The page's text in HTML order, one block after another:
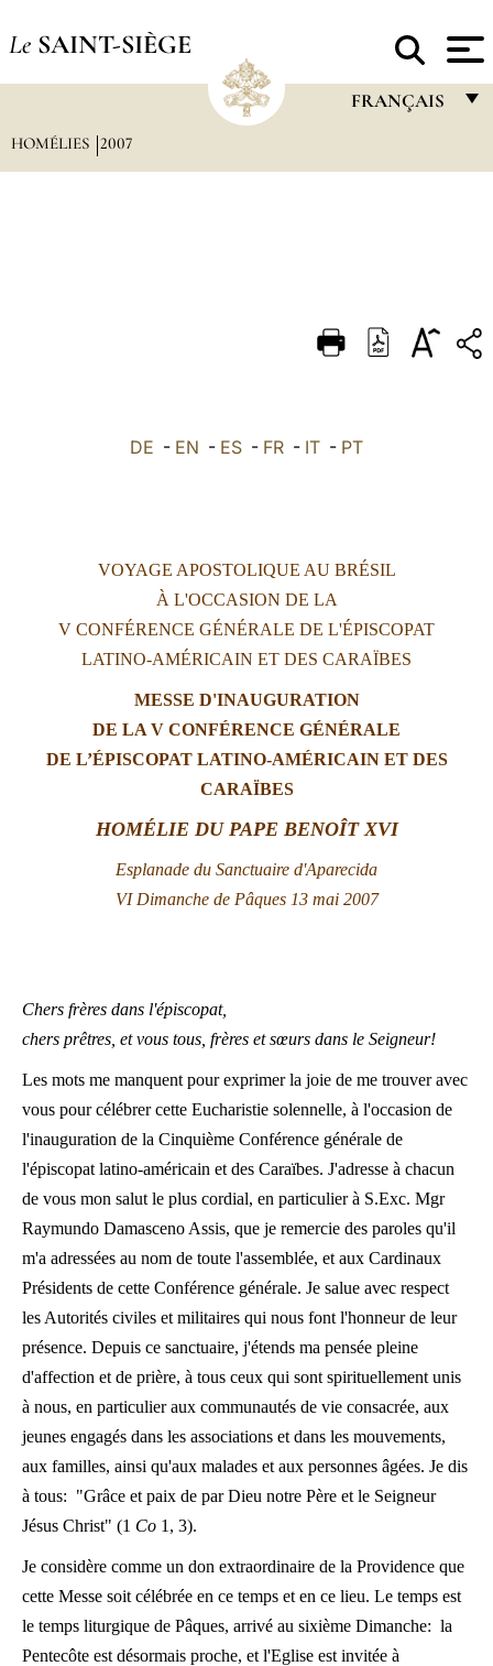
Le SAINT-SIÈGE
FRANÇAIS
DEUTSCH
العربيّة
HOMÉLIES 2007
DE - EN - ES - FR - IT - PT
VOYAGE APOSTOLIQUE AU BRÉSIL
À L'OCCASION DE LA
V CONFÉRENCE GÉNÉRALE DE L'ÉPISCOPAT
LATINO-AMÉRICAIN ET DES CARAÏBES
MESSE D'INAUGURATION
DE LA V CONFÉRENCE GÉNÉRALE
DE L’ÉPISCOPAT LATINO-AMÉRICAIN ET DES
CARAÏBES
HOMÉLIE DU PAPE BENOÎT XVI
Esplanade du Sanctuaire d'Aparecida
VI Dimanche de Pâques13 mai 2007
Chers frères dans l'épiscopat,
chers prêtres, et vous tous, frères et sœurs dans le Seigneur!
Les mots me manquent pour exprimer la joie de me trouver avec
vous pour célébrer cette Eucharistie solennelle, à l'occasion de
l'inauguration de la Cinquième Conférence générale de
l'épiscopat latino-américain et des Caraïbes. J'adresse à chacun
de vous mon salut le plus cordial, en particulier à S.Exc. Mgr
Raymundo Damasceno Assis, que je remercie des paroles qu'il
m'a adressées au nom de toute l'assemblée, et aux Cardinaux
Présidents de cette Conférence générale. Je salue avec respect
les Autorités civiles et militaires qui nous font l'honneur de leur
présence. Depuis ce sanctuaire, j'étends ma pensée pleine
d'affection et de prière, à tous ceux qui sont spirituellement unis
à nous, en particulier aux communautés de vie consacrée, aux
jeunes engagés dans les associations et dans les mouvements,
aux familles, ainsi qu'aux malades et aux personnes âgées. Je dis
à tous: "Grâce et paix de par Dieu notre Père et le Seigneur
Jésus Christ" (1 Co 1, 3).
Je considère comme un don extraordinaire de la Providence que
cette Messe soit célébrée en ce temps et en ce lieu. Le temps est
le temps liturgique de Pâques, arrivé au sixième Dimanche: la
Pentecôte est désormais proche, et l'Eglise est invitée à